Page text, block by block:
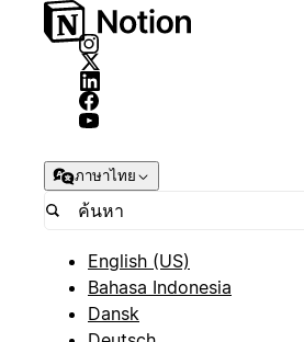
ภาษาไทย
English (US)
Bahasa Indonesia
Dansk